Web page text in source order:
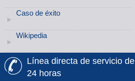
Caso de éxito
Wikipedia
Línea directa de servicio de
24 horas